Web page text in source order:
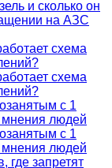
и сколько он
на АЗС
схема
схема
с 1
мнения людей
с 1
мнения людей
где запретят